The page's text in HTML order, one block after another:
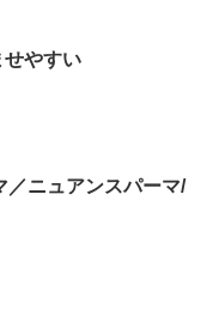
せやすい
／ニュアンスパーマ/